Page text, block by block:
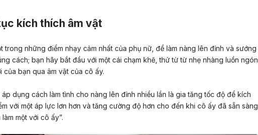
kích thích âm vật
trong những điểm nhạy cảm nhất của phụ nữ, để làm nàng lên đỉnh và sướng
cách; bạn hãy bắt đầu với một cái chạm khẽ, thử từ từ nhẹ nhàng luồn ngón
của bạn qua âm vật của cô ấy.
dụng cách làm tình cho nàng lên đỉnh nhiều lần là gia tăng tốc độ để kích
với một áp lực lơn hơn và tăng cường độ hơn cho đến khi cô ấy đã sẵn sàng
một với cô ấy”.